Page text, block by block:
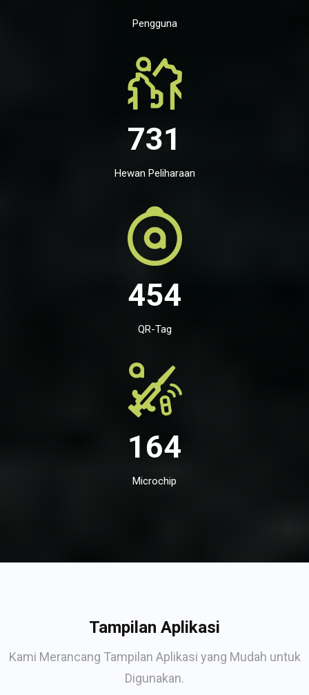
Pengguna
731
Hewan Peliharaan
454
QR-Tag
164
Microchip
Tampilan Aplikasi
Kami Merancang Tampilan Aplikasi yang Mudah untuk
Digunakan.